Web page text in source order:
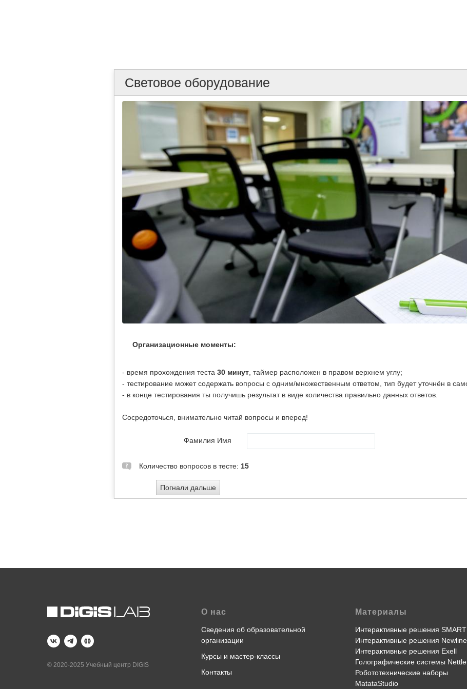
© 2020-2025 Учебный центр DIGIS
О нас
Сведения об образовательной
организации
Курсы и мастер-классы
Контакты
Материалы
Интерактивные решения SMART
Интерактивные решения Newline
Интерактивные решения Exell
Голографические системы Nettle
Робототехнические наборы
MatataStudio